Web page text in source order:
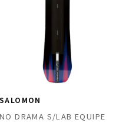
SALOMON
NO DRAMA S/LAB EQUIPE